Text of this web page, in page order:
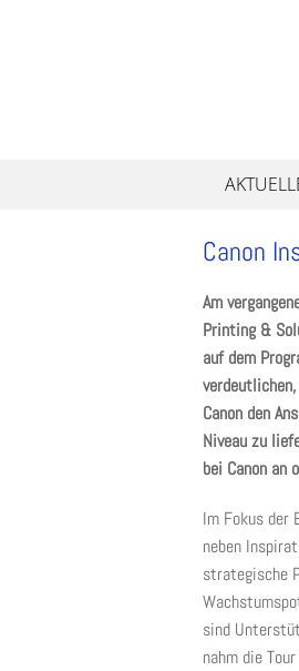
Canon
Am
Printing &
auf dem
Canon den
Niveau zu
bei Canon an
Im Fokus der
neben
strategische
sind
nahm die